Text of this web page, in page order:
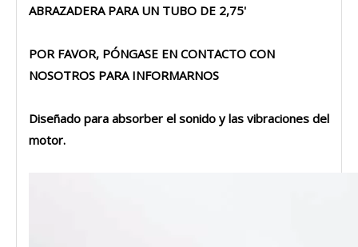
ABRAZADERA PARA UN TUBO DE 2,75'
POR FAVOR, PÓNGASE EN CONTACTO CON
NOSOTROS PARA INFORMARNOS
Diseñado para absorber el sonido y las vibraciones del
motor.